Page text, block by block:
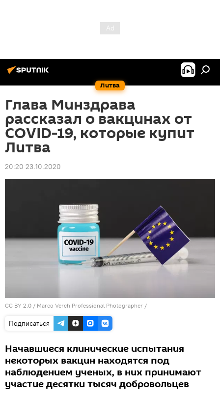
Литва
Глава Минздрава
рассказал о вакцинах от
COVID-19, которые купит
Литва
20:20 23.10.2020
CC BY 2.0 / Marco Verch Professional Photographer /
Подписаться
Начавшиеся клинические испытания
некоторых вакцин находятся под
наблюдением ученых, в них принимают
участие десятки тысяч добровольцев